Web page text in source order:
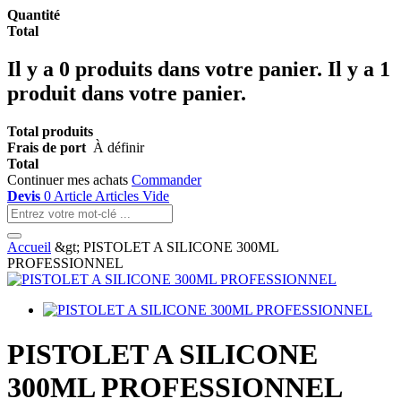
Quantité
Total
Il y a 0 produits dans votre panier. Il y a 1
produit dans votre panier.
Total produits
Frais de port À définir
Total
Continuer mes achats Commander
Devis 0 Article Articles Vide
Accueil &gt; PISTOLET A SILICONE 300ML
PROFESSIONNEL
PISTOLET A SILICONE
300ML PROFESSIONNEL